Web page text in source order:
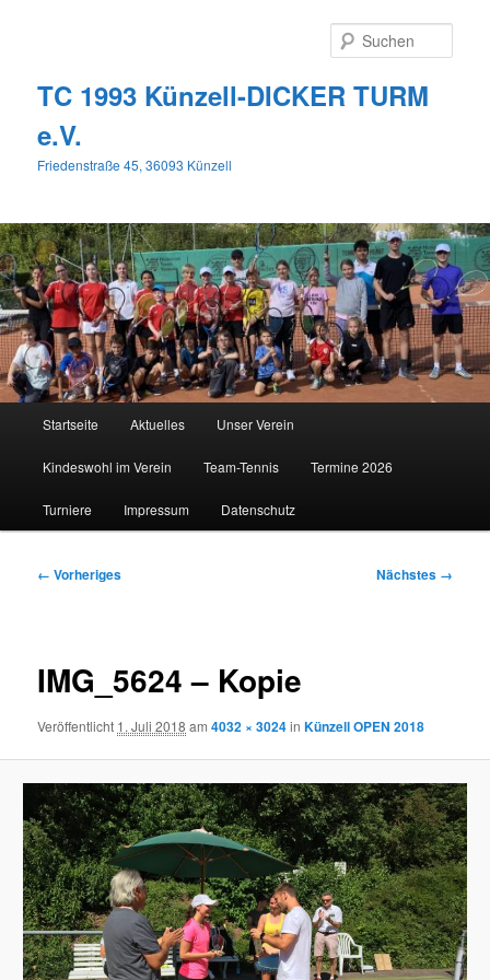
TC 1993 Künzell-DICKER TURM
e.V.
Friedenstraße 45, 36093 Künzell
Startseite Aktuelles Unser Verein
Kindeswohl im Verein Team-Tennis Termine 2026
Turniere Impressum Datenschutz
Bilder-
← Vorheriges Nächstes →
IMG_5624 – Kopie
Veröffentlicht 1. Juli 2018 am4032 × 3024inKünzell OPEN 2018